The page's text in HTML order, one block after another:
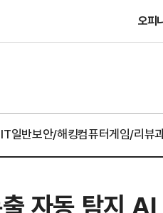
오피
IT일반보안/해킹컴퓨터게임/리뷰
자동 탐지 AI